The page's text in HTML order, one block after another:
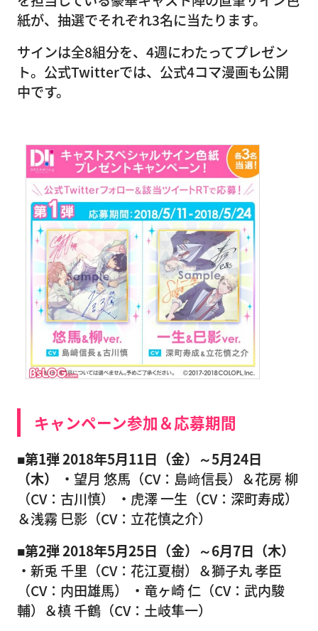
紙が、抽選でそれぞれ3名に当たります。
サインは全8組分を、4週にわたってプレゼン
ト。公式Twitterでは、公式4コマ漫画も公開
中です。
キャンペーン参加＆応募期間
■第1弾 2018年5月11日（金）～5月24日
（木）
・望月 悠馬（CV：島﨑信長）＆花房 柳
（CV：古川慎） ・虎澤 一生（CV：深町寿成）
＆浅霧 巳影（CV：立花慎之介）
■第2弾 2018年5月25日（金）～6月7日（木）
・新兎 千里（CV：花江夏樹）＆獅子丸 孝臣
（CV：内田雄馬） ・竜ヶ崎 仁（CV：武内駿
輔）＆槙 千鶴（CV：土岐隼一）